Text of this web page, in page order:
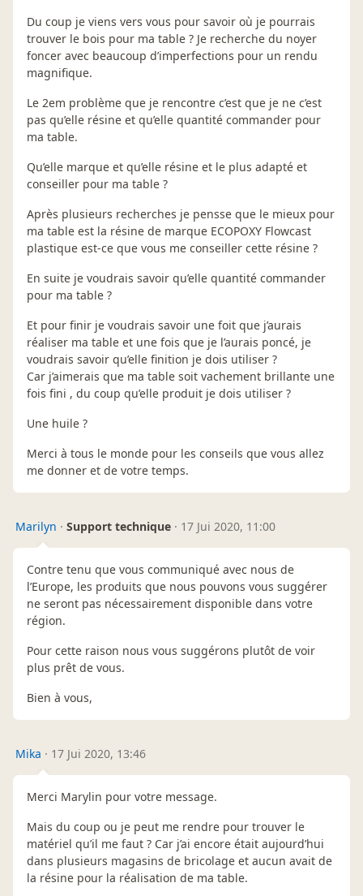
Du coup je viens vers vous pour savoir où je pourrais
trouver le bois pour ma table ? Je recherche du noyer
foncer avec beaucoup d’imperfections pour un rendu
magnifique.
Le 2em problème que je rencontre c’est que je ne c’est
pas qu’elle résine et qu’elle quantité commander pour
ma table.
Qu’elle marque et qu’elle résine et le plus adapté et
conseiller pour ma table ?
Après plusieurs recherches je pensse que le mieux pour
ma table est la résine de marque ECOPOXY Flowcast
plastique est-ce que vous me conseiller cette résine ?
En suite je voudrais savoir qu’elle quantité commander
pour ma table ?
Et pour finir je voudrais savoir une foit que j’aurais
réaliser ma table et une fois que je l’aurais poncé, je
voudrais savoir qu’elle finition je dois utiliser ?
Car j’aimerais que ma table soit vachement brillante une
fois fini , du coup qu’elle produit je dois utiliser ?
Une huile ?
Merci à tous le monde pour les conseils que vous allez
me donner et de votre temps.
Marilyn · Support technique · 17 Jui 2020, 11:00
Contre tenu que vous communiqué avec nous de
l’Europe, les produits que nous pouvons vous suggérer
ne seront pas nécessairement disponible dans votre
région.
Pour cette raison nous vous suggérons plutôt de voir
plus prêt de vous.
Bien à vous,
Mika · 17 Jui 2020, 13:46
Merci Marylin pour votre message.
Mais du coup ou je peut me rendre pour trouver le
matériel qu’il me faut ? Car j’ai encore était aujourd’hui
dans plusieurs magasins de bricolage et aucun avait de
la résine pour la réalisation de ma table.